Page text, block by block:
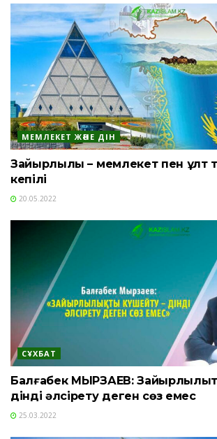
МЕМЛЕКЕТ ЖӘНЕ ДІН
Зайырлылық – мемлекет пен ұлт
кепілі
20.05.2022
СҰХБАТ
Балғабек МЫРЗАЕВ:
дінді әлсірету деген сөз емес
25.03.2022